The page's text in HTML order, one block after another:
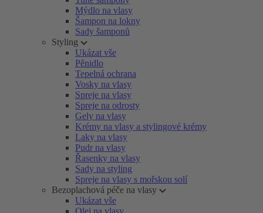
Mýdlo na vlasy
Šampon na lokny
Sady šamponů
Styling
Ukázat vše
Pěnidlo
Tepelná ochrana
Vosky na vlasy
Spreje na vlasy
Spreje na odrosty
Gely na vlasy
Krémy na vlasy a stylingové krémy
Laky na vlasy
Pudr na vlasy
Řasenky na vlasy
Sady na styling
Spreje na vlasy s mořskou solí
Bezoplachová péče na vlasy
Ukázat vše
Olej na vlasy